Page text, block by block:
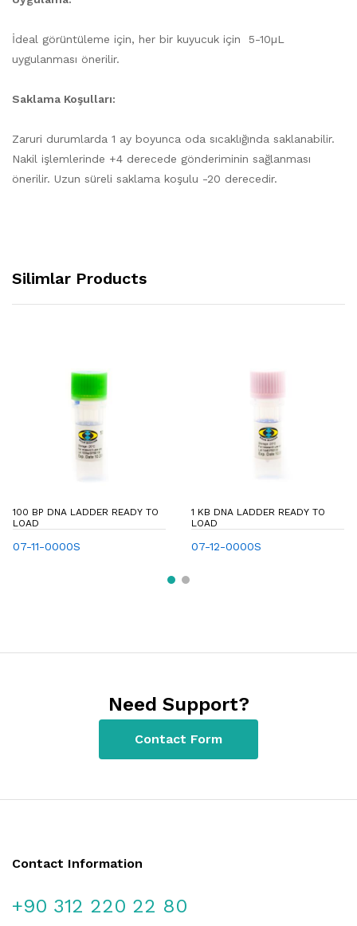
İdeal görüntüleme için, her bir kuyucuk için 5-10µL
uygulanması önerilir.
Saklama Koşulları:
Zaruri durumlarda 1 ay boyunca oda sıcaklığında saklanabilir.
Nakil işlemlerinde +4 derecede gönderiminin sağlanması
önerilir. Uzun süreli saklama koşulu -20 derecedir.
Silimlar Products
100 BP DNA LADDER READY TO
LOAD
07-11-0000S
1 KB DNA LADDER READY TO
LOAD
07-12-0000S
Need Support?
Contact Form
Contact Information
+90 312 220 22 80